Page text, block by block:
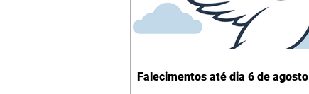
Falecimentos até dia 6 de agosto